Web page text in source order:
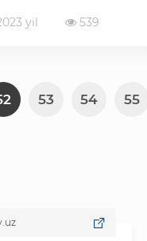
yil 539
53 54 55